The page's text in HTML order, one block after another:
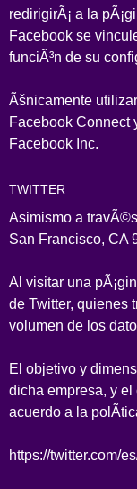
redirigirÃ¡ a la
Facebook se
funciÃ³n de su
Ãšnicamente
Facebook Connect
Facebook Inc.
TWITTER
Asimismo a
San Francisco, CA
Al visitar una
de Twitter, quienes
volumen de los
El objetivo y
dicha empresa, y
acuerdo a la
https://twitter.com/